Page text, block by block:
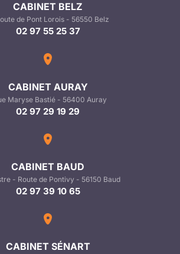
CABINET BELZ
de Pont Lorois - 56550 Belz
02 97 55 25 37
CABINET AURAY
Maryse Bastié - 56400 Auray
02 97 29 19 29
CABINET BAUD
- Route de Pontivy - 56150 Baud
02 97 39 10 65
CABINET SÉNART